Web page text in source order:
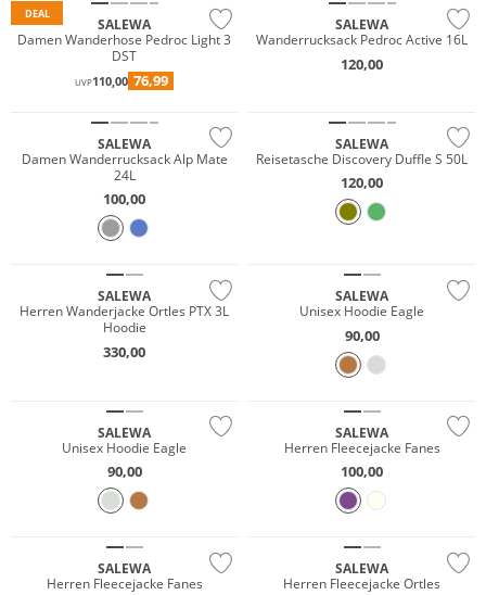
DEAL
SALEWA
Damen Wanderhose Pedroc Light 3
DST
UVP110,00 76,99
SALEWA
Wanderrucksack Pedroc Active 16L
120,00
SALEWA
Damen Wanderrucksack Alp Mate
24L
100,00
SALEWA
Reisetasche Discovery Duffle S 50L
120,00
SALEWA
Herren Wanderjacke Ortles PTX 3L
Hoodie
330,00
SALEWA
Unisex Hoodie Eagle
90,00
SALEWA
Unisex Hoodie Eagle
90,00
SALEWA
Herren Fleecejacke Fanes
100,00
SALEWA
Herren Fleecejacke Fanes
SALEWA
Herren Fleecejacke Ortles